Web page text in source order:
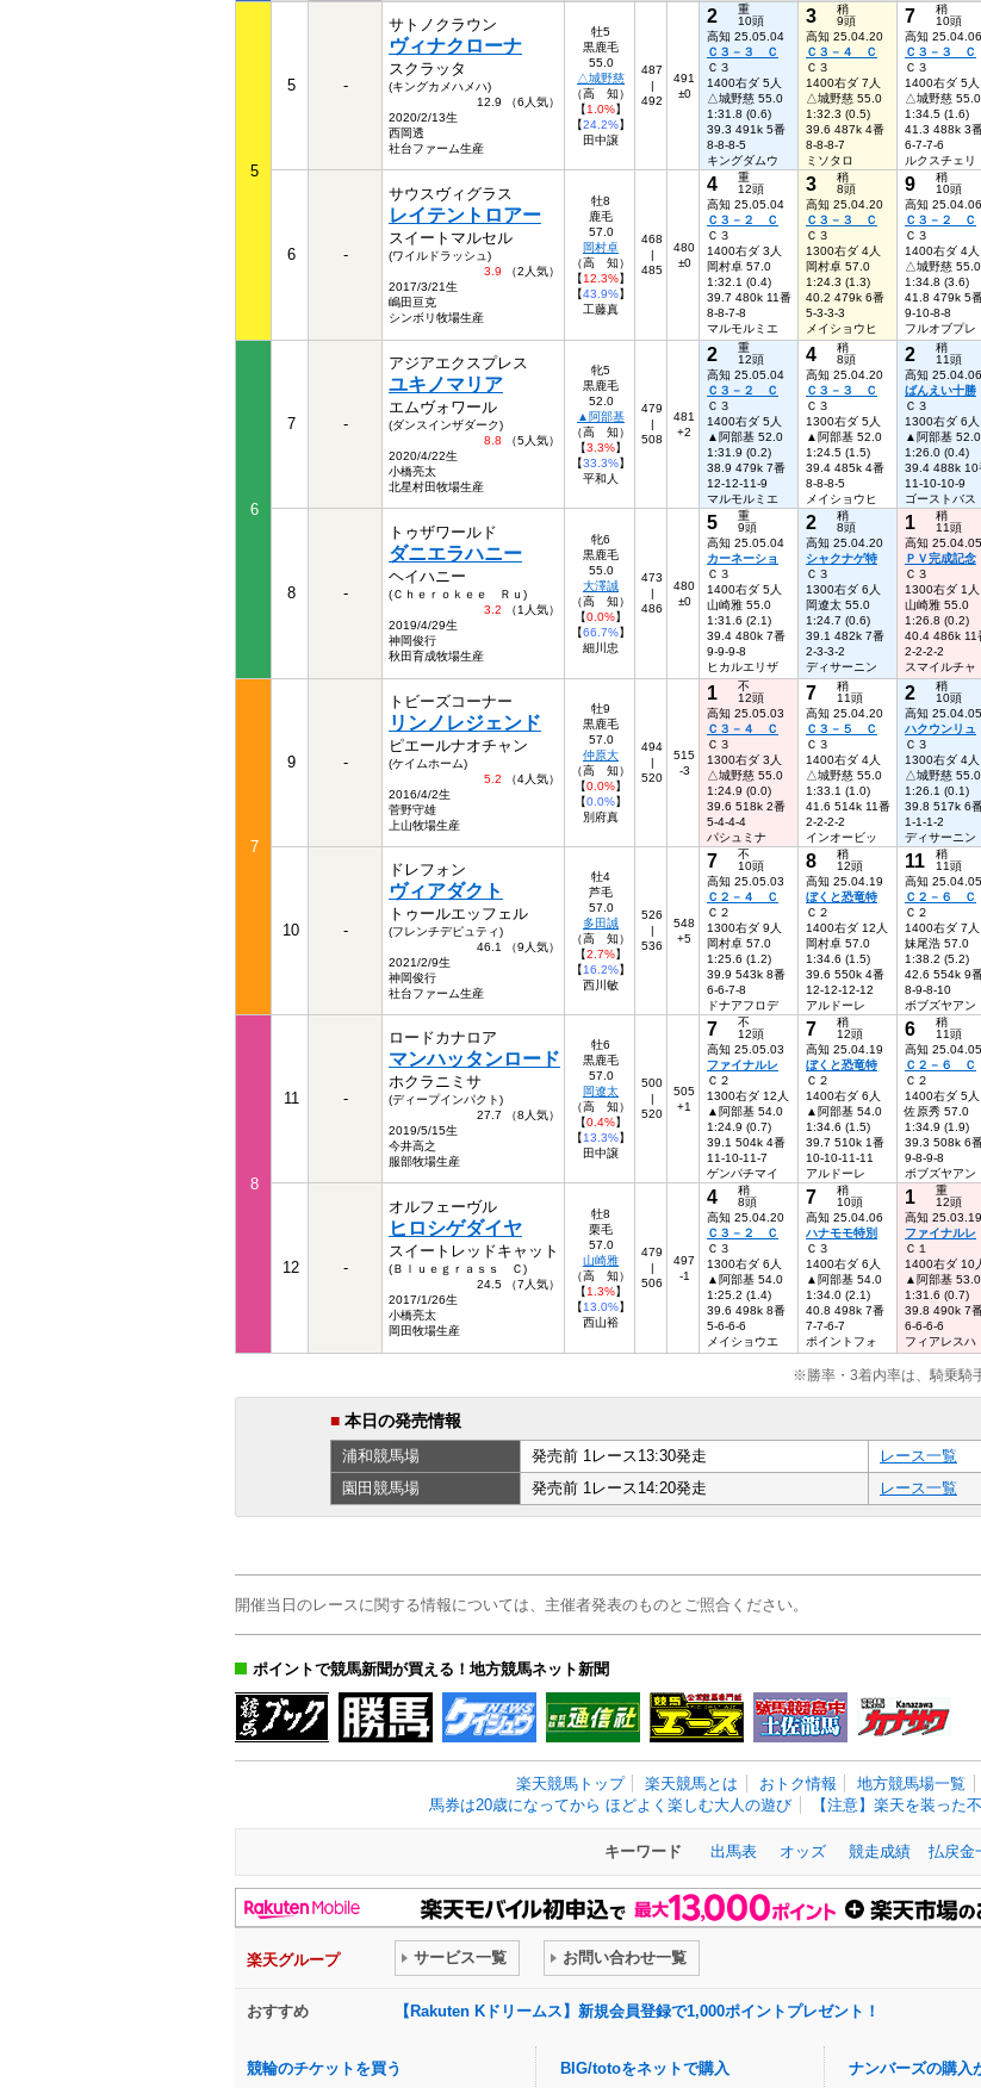
5
5 -
サトノクラウン
ヴィナクローナ
スクラッタ
(キングカメハメハ)
12.9 （6人気）
2020/2/13生
西岡透
社台ファーム生産
牡5
黒鹿毛
55.0
△城野慈
（高 知）
【1.0%】
【24.2%】
田中譲
487
|
492
491
±0
2
重
10頭
高知 25.05.04
Ｃ３－３ Ｃ
Ｃ３
1400右ダ 5人
△城野慈 55.0
1:31.8 (0.6)
39.3 491k 5番
8-8-8-5
キングダムウ
3
稍
9頭
高知 25.04.20
Ｃ３－４ Ｃ
Ｃ３
1400右ダ 7人
△城野慈 55.0
1:32.3 (0.5)
39.6 487k 4番
8-8-8-7
ミソタロ
7
稍
10頭
高知 25.04.06
Ｃ３－３ Ｃ
Ｃ３
1400右ダ 5人
△城野慈 55.0
1:34.5 (1.6)
41.3 488k 3
6-7-7-6
ルクスチェリ
6 -
サウスヴィグラス
レイテントロアー
スイートマルセル
(ワイルドラッシュ)
3.9 （2人気）
2017/3/21生
嶋田亘克
シンボリ牧場生産
牡8
鹿毛
57.0
岡村卓
（高 知）
【12.3%】
【43.9%】
工藤真
468
|
485
480
±0
4
重
12頭
高知 25.05.04
Ｃ３－２ Ｃ
Ｃ３
1400右ダ 3人
岡村卓 57.0
1:32.1 (0.4)
39.7 480k 11番
8-8-7-8
マルモルミエ
3
稍
8頭
高知 25.04.20
Ｃ３－３ Ｃ
Ｃ３
1300右ダ 4人
岡村卓 57.0
1:24.3 (1.3)
40.2 479k 6番
5-3-3-3
メイショウヒ
9
稍
10頭
高知 25.04.06
Ｃ３－２ Ｃ
Ｃ３
1400右ダ 4人
△城野慈 55.0
1:34.8 (3.6)
41.8 479k 5
9-10-8-8
フルオブプレ
6
7 -
アジアエクスプレス
ユキノマリア
エムヴォワール
(ダンスインザダーク)
8.8 （5人気）
2020/4/22生
小橋亮太
北星村田牧場生産
牝5
黒鹿毛
52.0
▲阿部基
（高 知）
【3.3%】
【33.3%】
平和人
479
|
508
481
+2
2
重
12頭
高知 25.05.04
Ｃ３－２ Ｃ
Ｃ３
1400右ダ 5人
▲阿部基 52.0
1:31.9 (0.2)
38.9 479k 7番
12-12-11-9
マルモルミエ
4
稍
8頭
高知 25.04.20
Ｃ３－３ Ｃ
Ｃ３
1300右ダ 5人
▲阿部基 52.0
1:24.5 (1.5)
39.4 485k 4番
8-8-8-5
メイショウヒ
2
稍
11頭
高知 25.04.06
ばんえい十勝
Ｃ３
1300右ダ 6人
▲阿部基 52.0
1:26.0 (0.4)
39.4 488k 10
11-10-10-9
ゴーストバス
8 -
トゥザワールド
ダニエラハニー
ヘイハニー
(Ｃｈｅｒｏｋｅｅ Ｒｕ)
3.2 （1人気）
2019/4/29生
神岡俊行
秋田育成牧場生産
牝6
黒鹿毛
55.0
大澤誠
（高 知）
【0.0%】
【66.7%】
細川忠
473
|
486
480
±0
5
重
9頭
高知 25.05.04
カーネーショ
Ｃ３
1400右ダ 5人
山崎雅 55.0
1:31.6 (2.1)
39.4 480k 7番
9-9-9-8
ヒカルエリザ
2
稍
8頭
高知 25.04.20
シャクナゲ特
Ｃ３
1300右ダ 6人
岡遼太 55.0
1:24.7 (0.6)
39.1 482k 7番
2-3-3-2
ディサーニン
1
稍
11頭
高知 25.04.05
ＰＶ完成記念
Ｃ３
1300右ダ 1人
山崎雅 55.0
1:26.8 (0.2)
40.4 486k 11
2-2-2-2
スマイルチャ
7
9 -
トビーズコーナー
リンノレジェンド
ピエールナオチャン
(ケイムホーム)
5.2 （4人気）
2016/4/2生
菅野守雄
上山牧場生産
牡9
黒鹿毛
57.0
仲原大
（高 知）
【0.0%】
【0.0%】
別府真
494
|
520
515
-3
1
不
12頭
高知 25.05.03
Ｃ３－４ Ｃ
Ｃ３
1300右ダ 3人
△城野慈 55.0
1:24.9 (0.0)
39.6 518k 2番
5-4-4-4
パシュミナ
7
稍
11頭
高知 25.04.20
Ｃ３－５ Ｃ
Ｃ３
1400右ダ 4人
△城野慈 55.0
1:33.1 (1.0)
41.6 514k 11番
2-2-2-2
インオービッ
2
稍
10頭
高知 25.04.05
ハクウンリュ
Ｃ３
1300右ダ 4人
△城野慈 55.0
1:26.1 (0.1)
39.8 517k 6
1-1-1-2
ディサーニン
10 -
ドレフォン
ヴィアダクト
トゥールエッフェル
(フレンチデピュティ)
46.1 （9人気）
2021/2/9生
神岡俊行
社台ファーム生産
牡4
芦毛
57.0
多田誠
（高 知）
【2.7%】
【16.2%】
西川敏
526
|
536
548
+5
7
不
10頭
高知 25.05.03
Ｃ２－４ Ｃ
Ｃ２
1300右ダ 9人
岡村卓 57.0
1:25.6 (1.2)
39.9 543k 8番
6-6-7-8
ドナアフロデ
8
稍
12頭
高知 25.04.19
ぼくと恐竜特
Ｃ２
1400右ダ 12人
岡村卓 57.0
1:34.6 (1.5)
39.6 550k 4番
12-12-12-12
アルドーレ
11
稍
11頭
高知 25.04.05
Ｃ２－６ Ｃ
Ｃ２
1400右ダ 7人
妹尾浩 57.0
1:38.2 (5.2)
42.6 554k 9
8-9-8-10
ボブズヤアン
8
11 -
ロードカナロア
マンハッタンロード
ホクラニミサ
(ディープインパクト)
27.7 （8人気）
2019/5/15生
今井高之
服部牧場生産
牡6
黒鹿毛
57.0
岡遼太
（高 知）
【0.4%】
【13.3%】
田中譲
500
|
520
505
+1
7
不
12頭
高知 25.05.03
ファイナルレ
Ｃ２
1300右ダ 12人
▲阿部基 54.0
1:24.9 (0.7)
39.1 504k 4番
11-10-11-7
ゲンパチマイ
7
稍
12頭
高知 25.04.19
ぼくと恐竜特
Ｃ２
1400右ダ 6人
▲阿部基 54.0
1:34.6 (1.5)
39.7 510k 1番
10-10-11-11
アルドーレ
6
稍
11頭
高知 25.04.05
Ｃ２－６ Ｃ
Ｃ２
1400右ダ 5人
佐原秀 57.0
1:34.9 (1.9)
39.3 508k 6
9-8-9-8
ボブズヤアン
12 -
オルフェーヴル
ヒロシゲダイヤ
スイートレッドキャット
(Ｂｌｕｅｇｒａｓｓ Ｃ)
24.5 （7人気）
2017/1/26生
小橋亮太
岡田牧場生産
牡8
栗毛
57.0
山崎雅
（高 知）
【1.3%】
【13.0%】
西山裕
479
|
506
497
-1
4
稍
8頭
高知 25.04.20
Ｃ３－２ Ｃ
Ｃ３
1300右ダ 6人
▲阿部基 54.0
1:25.2 (1.4)
39.6 498k 8番
5-6-6-6
メイショウエ
7
稍
10頭
高知 25.04.06
ハナモモ特別
Ｃ３
1400右ダ 6人
▲阿部基 54.0
1:34.0 (2.1)
40.8 498k 7番
7-7-6-7
ポイントフォ
1
重
12頭
高知 25.03.19
ファイナルレ
Ｃ１
1400右ダ 10
▲阿部基 53.0
1:31.6 (0.7)
39.8 490k 7
6-6-6-6
フィアレスハ
※勝率・3着内率は、騎乗騎
■ 本日の発売情報
浦和競馬場 発売前 1レース13:30発走
レース一覧
園田競馬場 発売前 1レース14:20発走 レース一覧
開催当日のレースに関する情報については、主催者発表のものとご照合ください。
ポイントで競馬新聞が買える！地方競馬ネット新聞
楽天競馬トップ 楽天競馬とは おトク情報 地方競馬場一覧
馬券は20歳になってから ほどよく楽しむ大人の遊び
【注意】楽天を装った
キーワード 出馬表 オッズ 競走成績 払戻金
楽天グループ サービス一覧 お問い合わせ一覧
おすすめ 【Rakuten Kドリームス】新規会員登録で1,000ポイントプレゼント！
競輪のチケットを買う BIG/totoをネットで購入 ナンバーズの購入